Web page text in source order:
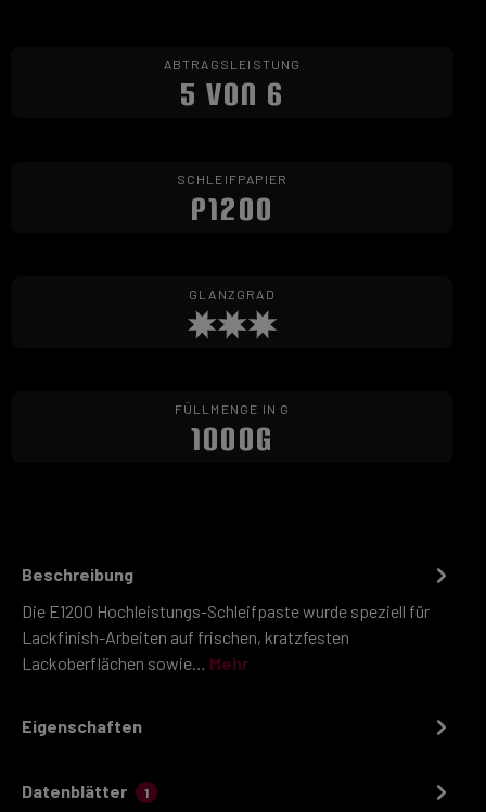
ABTRAGSLEISTUNG
5 VON 6
SCHLEIFPAPIER
P1200
GLANZGRAD
FÜLLMENGE IN G
1000G
Beschreibung
Die E1200 Hochleistungs-Schleifpaste wurde speziell für
Lackfinish-Arbeiten auf frischen, kratzfesten
Lackoberflächen sowie… Mehr
Eigenschaften
Datenblätter 1